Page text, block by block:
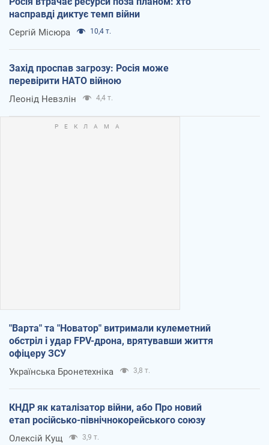
насправді диктує темп війни
Сергій Місюра 10,4 т.
Захід проспав загрозу: Росія може
перевірити НАТО війною
Леонід Невзлін 4,4 т.
"Варта" та "Новатор" витримали кулеметний
обстріл і удар FPV-дрона, врятувавши життя
офіцеру ЗСУ
Українська Бронетехніка 3,8 т.
КНДР як каталізатор війни, або Про новий
етап російсько-північнокорейського союзу
Олексій Кущ 3,9 т.